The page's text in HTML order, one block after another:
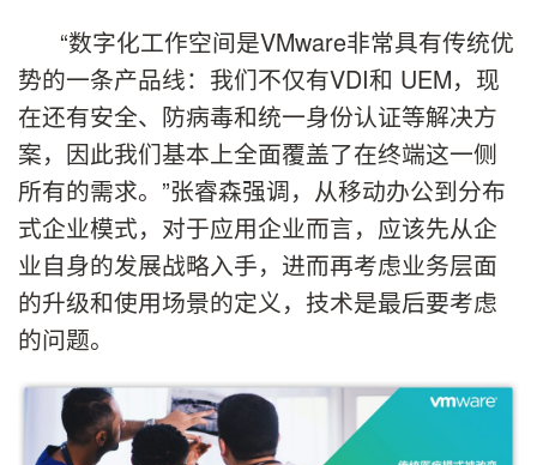
“数字化工作空间是VMware非常具有传统优
势的一条产品线：我们不仅有VDI和 UEM，现
在还有安全、防病毒和统一身份认证等解决方
案，因此我们基本上全面覆盖了在终端这一侧
所有的需求。”张睿森强调，从移动办公到分布
式企业模式，对于应用企业而言，应该先从企
业自身的发展战略入手，进而再考虑业务层面
的升级和使用场景的定义，技术是最后要考虑
的问题。